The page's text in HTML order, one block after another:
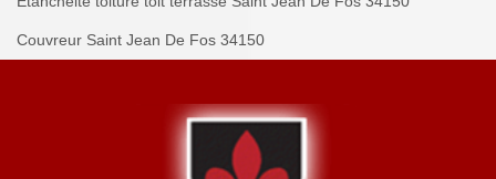
Couvreur Saint Jean De Fos 34150